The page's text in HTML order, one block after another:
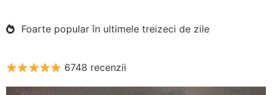
Foarte popular în ultimele treizeci de zile
6748 recenzii